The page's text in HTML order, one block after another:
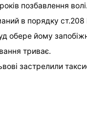
позбавлення волі.
в порядку
обере йому
триває.
застрелили